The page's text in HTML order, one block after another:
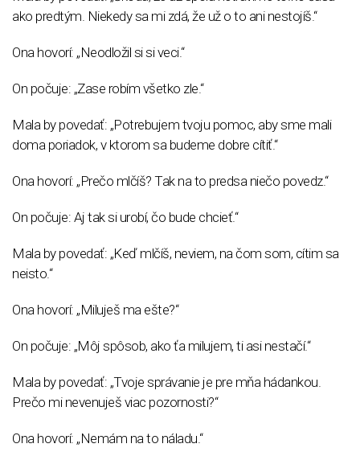
ako predtým. Niekedy sa mi zdá, že už o to ani nestojíš.“
Ona hovorí: „Neodložil si si veci.“
On počuje: „Zase robím všetko zle.“
Mala by povedať: „Potrebujem tvoju pomoc, aby sme mali
doma poriadok, v ktorom sa budeme dobre cítiť.“
Ona hovorí: „Prečo mlčíš? Tak na to predsa niečo povedz.“
On počuje: Aj tak si urobí, čo bude chcieť.“
Mala by povedať: „Keď mlčíš, neviem, na čom som, cítim sa
neisto.“
Ona hovorí: „Miluješ ma ešte?“
On počuje: „Môj spôsob, ako ťa milujem, ti asi nestačí.“
Mala by povedať: „Tvoje správanie je pre mňa hádankou.
Prečo mi nevenuješ viac pozornosti?“
Ona hovorí: „Nemám na to náladu.“